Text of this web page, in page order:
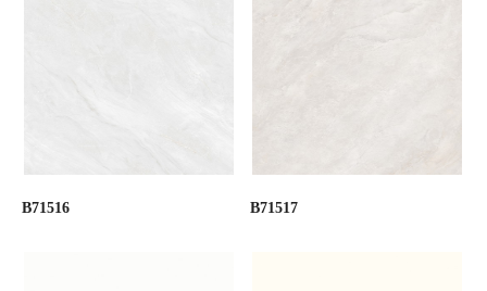
B71516 B71517